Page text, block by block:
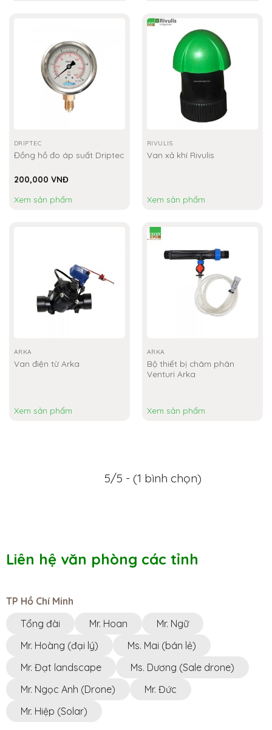
DRIPTEC
Đồng hồ đo áp suất Driptec
200,000 VNĐ
Xem sản phẩm
RIVULIS
Van xả khí Rivulis
Xem sản phẩm
ARKA
Van điện từ Arka
Xem sản phẩm
ARKA
Bộ thiết bị châm phân
Venturi Arka
Xem sản phẩm
5/5 - (1 bình chọn)
Liên hệ văn phòng các tỉnh
TP Hồ Chí Minh
Tổng đài
Mr. Hoan
Mr. Ngữ
Mr. Hoàng (đại lý)
Ms. Mai (bán lẻ)
Mr. Đạt landscape
Ms. Dương (Sale drone)
Mr. Ngọc Anh (Drone)
Mr. Đức
Mr. Hiệp (Solar)